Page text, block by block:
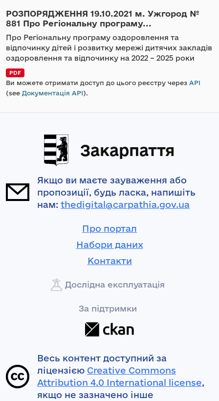
РОЗПОРЯДЖЕННЯ 19.10.2021 м. Ужгород №
881 Про Регіональну програму...
Про Регіональну програму оздоровлення та
відпочинку дітей і розвитку мережі дитячих закладів
оздоровлення та відпочинку на 2022 – 2025 роки
PDF
Ви можете отримати доступ до цього реєстру через API
(see Документація API).
Закарпаття
Якщо ви маєте зауваження або
пропозиції, будь ласка, напишіть
нам: thedigital@carpathia.gov.ua
Про портал
Набори даних
Контакти
Дослідна експлуатація
За підтримки
Весь контент доступний за
ліцензією Creative Commons
Attribution 4.0 International license,
якщо не зазначено інше